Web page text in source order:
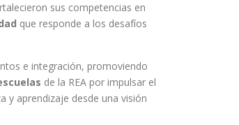
sus competencias en
que responde a los desafíos
e integración, promoviendo
de la REA por impulsar el
y aprendizaje desde una visión